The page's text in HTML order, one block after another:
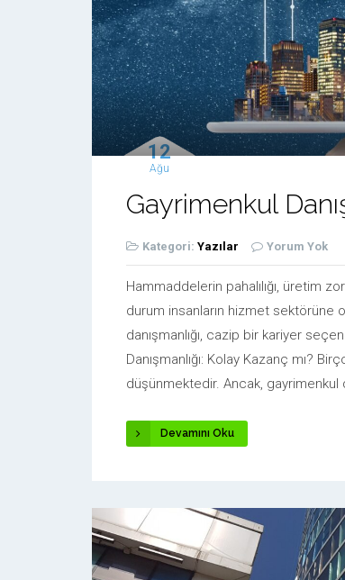
12
Ağu
Gayrimenkul
Kategori: Yazılar Yorum Yok
Hammaddelerin pahalılığı, üretim
durum insanların hizmet sektörüne
danışmanlığı, cazip bir kariyer
Danışmanlığı: Kolay Kazanç mı?
düşünmektedir. Ancak, gayrimenkul
Devamını Oku